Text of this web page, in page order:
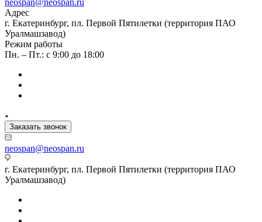
neospan@neospan.ru
Адрес
г. Екатеринбург, пл. Первой Пятилетки (территория ПАО
Уралмашзавод)
Режим работы
Пн. – Пт.: с 9:00 до 18:00
Заказать звонок
neospan@neospan.ru
г. Екатеринбург, пл. Первой Пятилетки (территория ПАО
Уралмашзавод)